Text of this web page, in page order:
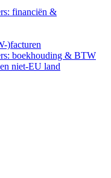
financiën &
)facturen
boekhouding & BTW
niet-EU land